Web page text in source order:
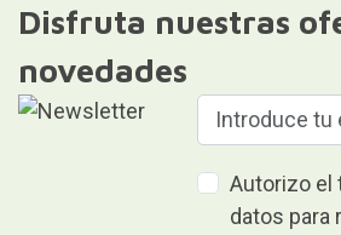
Disfruta nuestras
novedades
Autorizo el
datos para